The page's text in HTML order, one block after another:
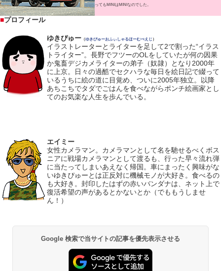
ってもMINIはMINIなのでした。
■プロフィール
ゆきぴゅー（ゆきぴゅーおふぃしゃるほーむぺえじ ）
イラストレーターとライターを足して2で割った“イラス
トライター”。長野でフツーのOLをしていたが何の因果
か鬼畜デジカメライターの弟子（奴隷）となり2000年
に上京。日々の過酷でセクハラな毎日を絵日記で綴って
いるうちに絵の道に目覚め、ついに2005年独立。以降
あちこちでタダでごはんを食べながらポンチ絵画家とし
てのお気楽な人生を歩んでいる。
エイミー
女性カメラマン。カメラマンとして名を馳せるべくボス
ニアに戦場カメラマンとして渡るも、行った早々流れ弾
に当たってしまいあえなく帰国。車にまったく興味がな
いゆきぴゅーとは正反対に機械モノが大好き。食べるの
も大好き。封印したはずの赤いバンダナは、ネット上で
復活希望の声があるとかないとか（でももうしませ
ん！）
Google 検索で当サイトの記事を優先表示させる